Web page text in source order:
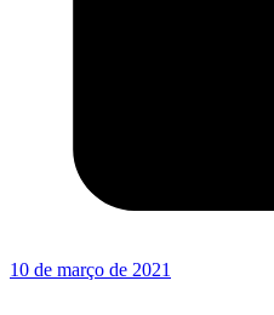
10 de março de 2021